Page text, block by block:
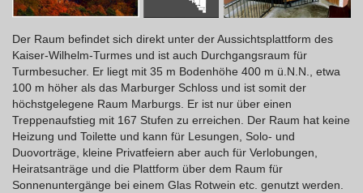
Der Raum befindet sich direkt unter der Aussichtsplattform des
Kaiser-Wilhelm-Turmes und ist auch Durchgangsraum für
Turmbesucher. Er liegt mit 35 m Bodenhöhe 400 m ü.N.N., etwa
100 m höher als das Marburger Schloss und ist somit der
höchstgelegene Raum Marburgs. Er ist nur über einen
Treppenaufstieg mit 167 Stufen zu erreichen. Der Raum hat keine
Heizung und Toilette und kann für Lesungen, Solo- und
Duovorträge, kleine Privatfeiern aber auch für Verlobungen,
Heiratsanträge und die Plattform über dem Raum für
Sonnenuntergänge bei einem Glas Rotwein etc. genutzt werden.